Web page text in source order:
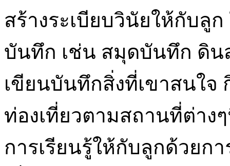
สร้างระเบียบวินัยให้กับลู
บันทึก เช่น สมุดบันทึก ดิน
เขียนบันทึกสิ่งที่เขาสนใจ
ท่องเที่ยวตามสถานที่ต่าง
การเรียนรู้ให้กับลูกด้วยก